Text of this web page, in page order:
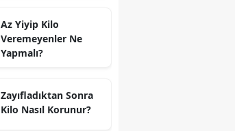
Az Yiyip Kilo
Veremeyenler Ne
Yapmalı?
Zayıfladıktan Sonra
Kilo Nasıl Korunur?